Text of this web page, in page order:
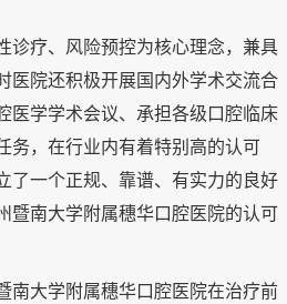
诊疗、风险预控为核心理念，兼具
医院还积极开展国内外学术交流合
医学学术会议、承担各级口腔临床
务，在行业内有着特别高的认可
了一个正规、靠谱、有实力的良好
暨南大学附属穗华口腔医院的认可
南大学附属穗华口腔医院在治疗前